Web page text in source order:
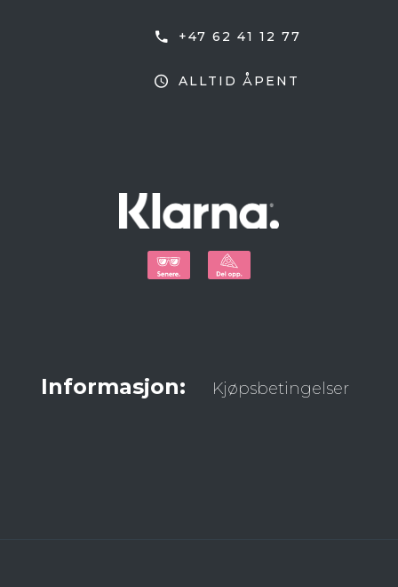
+47 62 41 12 77
ALLTID ÅPENT
Informasjon: Kjøpsbetingelser